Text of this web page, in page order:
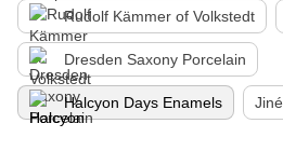
Rudolf Kämmer of Volkstedt
Dresden Saxony Porcelain
Halcyon Days Enamels Jiné